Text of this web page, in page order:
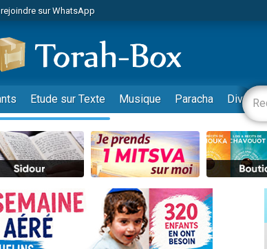
sur WhatsApp
un don pour 5 jours de vacances aux Orphelins
un don pour Diane, 80 ans, dans un appartement insalubre
une bénédiction
rejoindre sur WhatsApp
un don pour Sauvez la jambe de Yohan
en groupe sur Zoom
Torah-Box Music
sur WhatsApp
sur WhatsApp
Etude sur Texte Musique Paracha